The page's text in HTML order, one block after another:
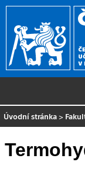
Úvodní stránka >